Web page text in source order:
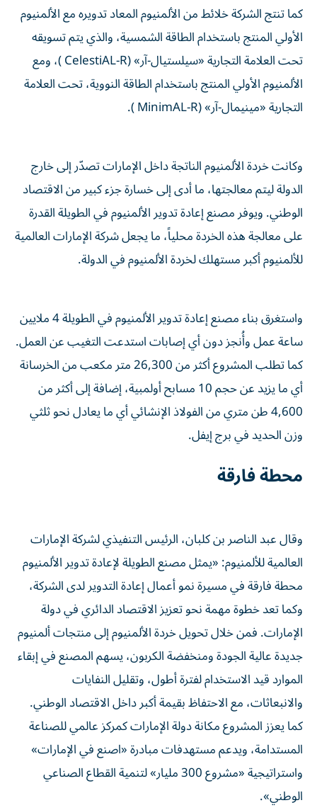
كما تنتج الشركة خلائط من الألمنيوم المعاد تدويره مع الألمنيوم
الأولي المنتج باستخدام الطاقة الشمسية، والذي يتم تسويقه
تحت العلامة التجارية «سيلستيال-آر» (CelestiAL-R )، ومع
الألمنيوم الأولي المنتج باستخدام الطاقة النووية، تحت العلامة
التجارية «مينيمال-آر» (MinimAL-R ).
وكانت خردة الألمنيوم الناتجة داخل الإمارات تصدّر إلى خارج
الدولة ليتم معالجتها، ما أدى إلى خسارة جزء كبير من الاقتصاد
الوطني. ويوفر مصنع إعادة تدوير الألمنيوم في الطويلة القدرة
على معالجة هذه الخردة محلياً، ما يجعل شركة الإمارات العالمية
للألمنيوم أكبر مستهلك لخردة الألمنيوم في الدولة.
واستغرق بناء مصنع إعادة تدوير الألمنيوم في الطويلة 4 ملايين
ساعة عمل وأُنجز دون أي إصابات استدعت التغيب عن العمل.
كما تطلب المشروع أكثر من 26,300 متر مكعب من الخرسانة
أي ما يزيد عن حجم 10 مسابح أولمبية، إضافة إلى أكثر من
4,600 طن متري من الفولاذ الإنشائي أي ما يعادل نحو ثلثي
وزن الحديد في برج إيفل.
محطة فارقة
وقال عبد الناصر بن كلبان، الرئيس التنفيذي لشركة الإمارات
العالمية للألمنيوم: «يمثل مصنع الطويلة لإعادة تدوير الألمنيوم
محطة فارقة في مسيرة نمو أعمال إعادة التدوير لدى الشركة،
وكما تعد خطوة مهمة نحو تعزيز الاقتصاد الدائري في دولة
الإمارات. فمن خلال تحويل خردة الألمنيوم إلى منتجات ألمنيوم
جديدة عالية الجودة ومنخفضة الكربون، يسهم المصنع في إبقاء
الموارد قيد الاستخدام لفترة أطول، وتقليل النفايات
والانبعاثات، مع الاحتفاظ بقيمة أكبر داخل الاقتصاد الوطني.
كما يعزز المشروع مكانة دولة الإمارات كمركز عالمي للصناعة
المستدامة، ويدعم مستهدفات مبادرة «اصنع في الإمارات»
واستراتيجية «مشروع 300 مليار» لتنمية القطاع الصناعي
الوطني».